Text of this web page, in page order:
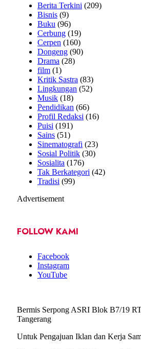
Berita Terkini (209)
Bisnis (9)
Buku (96)
Cerbung (19)
Cerpen (160)
Dongeng (90)
Drama (28)
film (1)
Kritik Sastra (83)
Lingkungan (52)
Musik (18)
Pendidikan (66)
Profil Redaksi (16)
Puisi (191)
Sains (51)
Sinematografi (23)
Sosial Politik (30)
Sosialita (176)
Tak Berkategori (42)
Tradisi (99)
Advertisement
FOLLOW KAMI
Facebook
Instagram
YouTube
Bermis Serpong ASRI Blok B7/19
Tangerang
Untuk Pengajuan Iklan dan Kerja